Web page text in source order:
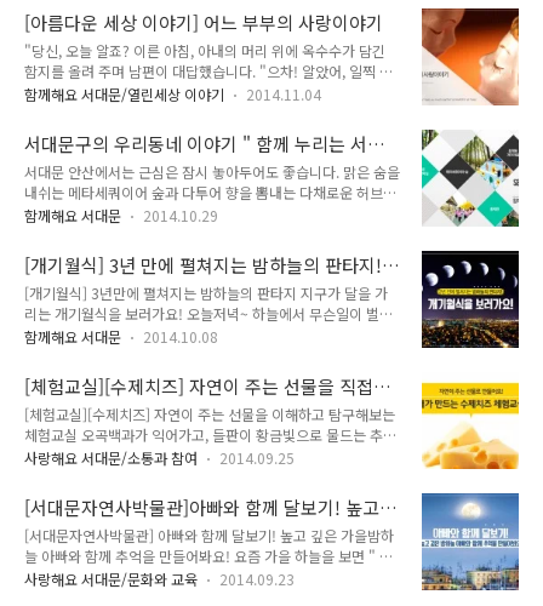
표정만 봐도 우리 이웃들이 힘을 낼 수 있겠지요? 너무 앙증맞고
깜찍한 서대문구의 천사..
고 기부문화를 확산시키기 위하여 나눔과 행복이 있는 서대문구
에서 2015 희망온돌 따뜻한겨울나기 '사랑·나눔·행복' 행사가
열립니다! 2015 희망온돌 따뜻한겨울나기 '사랑·나눔·행복' 행
사 일시 : 2014. 12. 23화) 10:00 ~ 16:00 장소 : 구청 로비 및
광장 참여기관 : 18개 기관(사회복지협의회, 복지관, 부녀회 등)
회) - 고사리 사랑저금통 모으기, 어린이집 악기놀이(관내 ..
[아름다운 세상 이야기] 어느 부부의 사랑이야기
"당신, 오늘 알죠? 이른 아침, 아내의 머리 위에 옥수수가 담긴
함지를 올려 주며 남편이 대답했습니다. "으차! 알았어, 일찍 끝
낼테니 걱정말라고" 그 날은 남편의 생일이었습니다. 남편은 시
쪄서 시장에 내다파는 행상이었습니다. 시장에서 좌판을 벌이고
옥수수를 파는 일은 참으로 고단했지만 아내는 남편의 생일을 함
께 보낼 생각에 힘든 줄 몰랐습니다. 아내는 다른 날보다 일찍 장
사를 끝낸 뒤 남편을 위해 선물을 사고, 고기며, 반찬거리들을 한
아름 장만했습니다. 그런데, 집으로 가는 길에 문제가 생겼습니
려주질 않는 것이었지요. 집까지는 두 시간이 넘게 걸리는 거리
였지만 아내는 하는 수 ..
함께해요 서대문/열린세상 이야기 2014.11.04
서대문구의 우리동네 이야기 " 함께 누리는 서대
문 "
서대문 안산에서는 근심은 잠시 놓아두어도 좋습니다. 맑은 숨을
내쉬는 메타세쿼이어 숲과 다투어 향을 뽐내는 다채로운 허브들
이 우리들을 자연의 품으로 돌아오게 합니다. 은은한 조명 아래
떨 까요? 연인의 손을 잡고 안산자락길을 걸으며 사랑을 축복하
는 숲의 소리를 들어보세요. 도심 속 사색의 공간, 서대문 안산
자락길로 초대합니다. 서대문안산 자락길은 산을 이용하기 힘든
장애인 등 보행약자를 위한 길로 유명합니다. 사회적 보행 약자
의 숲길 이용을 가능하게 하겠다는 발상의 전환에서 비롯되었습
으로 즐기는 특색있는 산책로를 조성하여 찾는 분에게는 감탄사
가 끊이질 않는 곳입니다. 서대문안산 자락..
함께해요 서대문 2014.10.29
[개기월식] 3년 만에 펼쳐지는 밤하늘의 판타지!
개기월식을 보러가요!
[개기월식] 3년만에 펼쳐지는 밤하늘의 판타지 지구가 달을 가
리는 개기월식을 보러가요! 오늘저녁~ 하늘에서 무슨일이 벌어
진답니다!! 궁금하시죠? 거기다 3년만이라니 두근두근~ 설레이
터 시작되는 밤하늘의 우주쇼! 개기월식이 펼쳐진답니다!! 월식
이란 달이 지구의 그림자에 가려져서 어둡게 보이는 천문현상을
일컬어요! 이러한 신기한 우주쇼가 오늘 밤하늘에 펼쳐진답니다
^^ 예상시간은 저녁 6시 14분부터 시작하여 본격적인 월식은 7
시 24분~8시 24분까지 달의 변화를 관찰할 수 있다고 하네요
터는 달의 일부가 가려지는 부분월식이 시작되고요, 7시 24분부
터 달이 지구 그림자에 완전..
함께해요 서대문 2014.10.08
[체험교실][수제치즈] 자연이 주는 선물을 직접
겪어보는 체험교실 <내가 만드는 수제치즈>
[체험교실][수제치즈] 자연이 주는 선물을 이해하고 탐구해보는
체험교실 오곡백과가 익어가고, 들판이 황금빛으로 물드는 추수
의 계절, 가을철 자연의 선물을 직접 경험할 수 있는 자연체험을
소식이에요~^^ 이름하여 '내가 만드는 수제치즈' 이번 체험교실
에서는 수제치즈만들기, 산양먹이주기, 레일썰매타기, 트랙터 마
차타기 등 다양한 야외 활동을 통해 자연이 주는 평안함과 특별
히 젖소가 주는 선물인 우유와 치즈에 대해 알아보고 경험할 수
있답니다~ 오전에는 실내 교육으로 우유와 치즈에 대한 이야기
사랑해요 서대문/소통과 참여 2014.09.25
[서대문자연사박물관]아빠와 함께 달보기! 높고
깊은 가을밤하늘 아빠와 함께 추억을 만들어봐요!
[서대문자연사박물관] 아빠와 함께 달보기! 높고 깊은 가을밤하
늘 아빠와 함께 추억을 만들어봐요! 요즘 가을 하늘을 보면 " 가
을하늘 공활한대 높고 구름 없이" 혹시~애국가 3절이 생각나시
사랑해요 서대문/문화와 교육 2014.09.23